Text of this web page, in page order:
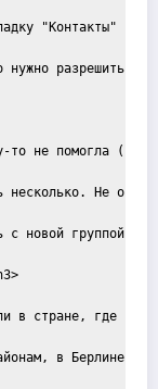
"Контакты" в
нужно разрешить
то не помогла
несколько. Не
с новой группой,
в стране, где
в Берлине —